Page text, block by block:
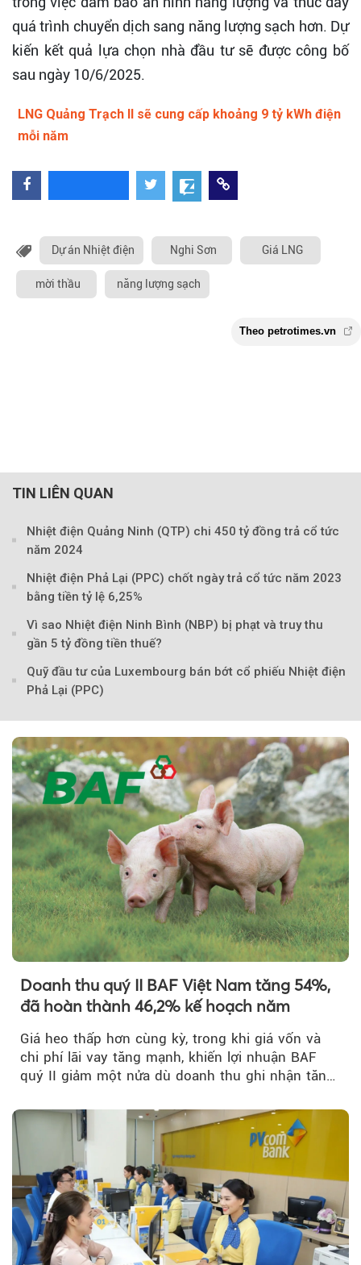
quá trình chuyển dịch sang năng lượng sạch hơn. Dự
kiến kết quả lựa chọn nhà đầu tư sẽ được công bố
sau ngày 10/6/2025.
LNG Quảng Trạch II sẽ cung cấp khoảng 9 tỷ kWh điện
mỗi năm
Dự án Nhiệt điện Nghi Sơn Giá LNG
mời thầu năng lượng sạch
TIN LIÊN QUAN
Nhiệt điện Quảng Ninh (QTP) chi 450 tỷ đồng trả cổ tức
năm 2024
Nhiệt điện Phả Lại (PPC) chốt ngày trả cổ tức năm 2023
bằng tiền tỷ lệ 6,25%
Vì sao Nhiệt điện Ninh Bình (NBP) bị phạt và truy thu
gần 5 tỷ đồng tiền thuế?
Quỹ đầu tư của Luxembourg bán bớt cổ phiếu Nhiệt điện
Phả Lại (PPC)
Doanh thu quý II BAF Việt Nam tăng 54%,
đã hoàn thành 46,2% kế hoạch năm
Giá heo thấp hơn cùng kỳ, trong khi giá vốn và
chi phí lãi vay tăng mạnh, khiến lợi nhuận BAF
quý II giảm một nửa dù doanh thu ghi nhận tăng